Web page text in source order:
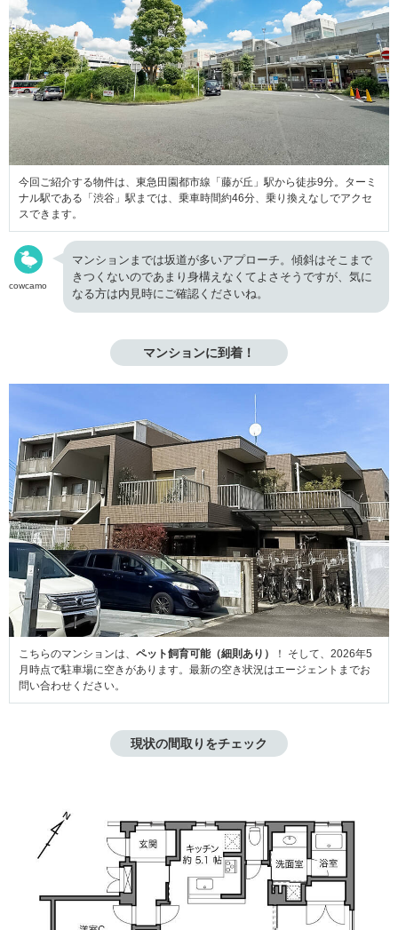
今回ご紹介する物件は、東急田園都市線「藤が丘」駅から徒歩9分。ターミ
ナル駅である「渋谷」駅までは、乗車時間約46分、乗り換えなしでアクセ
スできます。
cowcamo
マンションまでは坂道が多いアプローチ。傾斜はそこまで
きつくないのであまり身構えなくてよさそうですが、気に
なる方は内見時にご確認くださいね。
マンションに到着！
こちらのマンションは、 ペット飼育可能（細則あり）
！ そして、2026年5
月時点で駐車場に空きがあります。最新の空き状況はエージェントまでお
問い合わせください。
現状の間取りをチェック